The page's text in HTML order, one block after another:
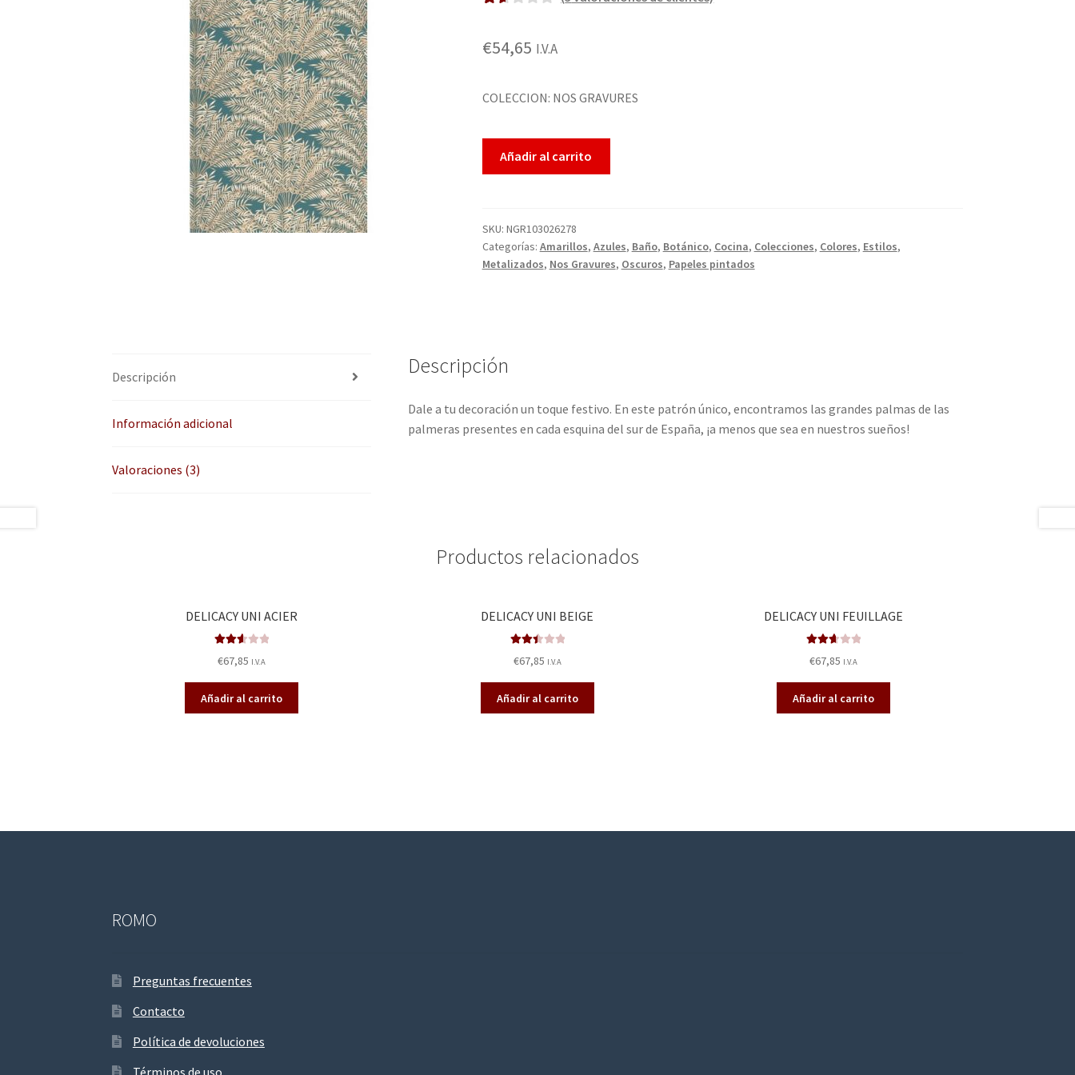
1.67
e 5
do
punt
de
€54,65 I.V.A
COLECCION: NOS GRAVURES
Añadir al carrito
SKU: NGR103026278
Categorías: Amarillos, Azules, Baño, Botánico, Cocina, Colecciones, Colores, Estilos,
Metalizados, Nos Gravures, Oscuros, Papeles pintados
Descripción
Información adicional
Valoraciones (3)
Descripción
Dale a tu decoración un toque festivo. En este patrón único, encontramos las grandes palmas de las
palmeras presentes en cada esquina del sur de España, ¡a menos que sea en nuestros sueños!
Productos relacionados
DELICACY UNI ACIER
do en
2.66de
5
€67,85 I.V.A
Añadir al carrito
DELICACY UNI BEIGE
do en
2.50
de 5
€67,85 I.V.A
Añadir al carrito
DELICACY UNI FEUILLAGE
do en
2.71de
5
€67,85 I.V.A
Añadir al carrito
ROMO
Preguntas frecuentes
Contacto
Política de devoluciones
Términos de uso